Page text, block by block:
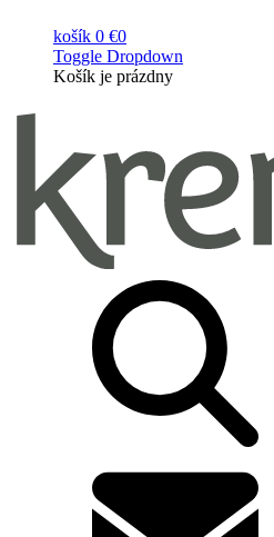
košík 0 €0
Toggle Dropdown
Košík je prázdny